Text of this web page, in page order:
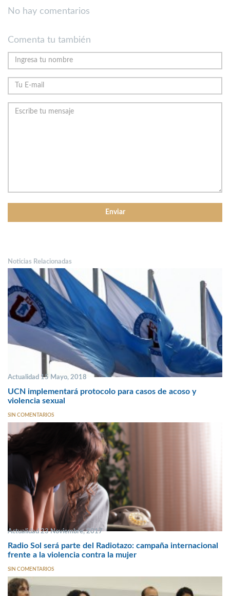
No hay comentarios
Comenta tu también
Noticias Relacionadas
Actualidad 15 Mayo, 2018
UCN implementará protocolo para casos de acoso y
violencia sexual
SIN COMENTARIOS
Actualidad 23 Noviembre, 2017
Radio Sol será parte del Radiotazo: campaña internacional
frente a la violencia contra la mujer
SIN COMENTARIOS